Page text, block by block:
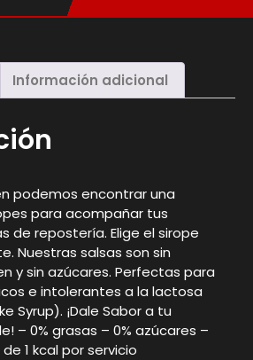
Información adicional
podemos encontrar una
para acompañar tus
de repostería. Elige el sirope
Nuestras salsas son sin
y sin azúcares. Perfectas para
e intolerantes a la lactosa
Syrup). ¡Dale Sabor a tu
– 0% grasas – 0% azúcares –
1 kcal por servicio